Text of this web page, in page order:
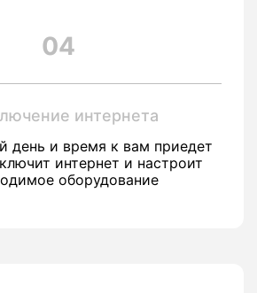
04
интернета
день и время к вам приедет
интернет и настроит
оборудование